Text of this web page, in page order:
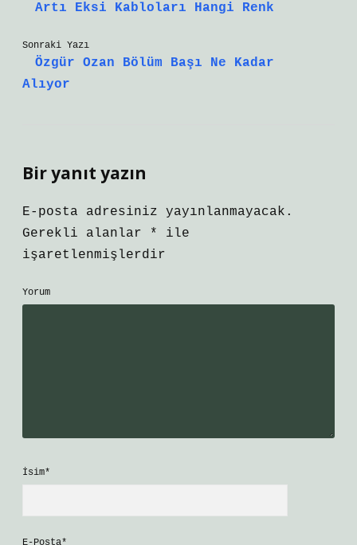
Artı Eksi Kabloları Hangi Renk
Sonraki Yazı
Özgür Ozan Bölüm Başı Ne Kadar
Alıyor
Bir yanıt yazın
E-posta adresiniz yayınlanmayacak.
Gerekli alanlar
*
ile
işaretlenmişlerdir
Yorum
İsim*
E-Posta*